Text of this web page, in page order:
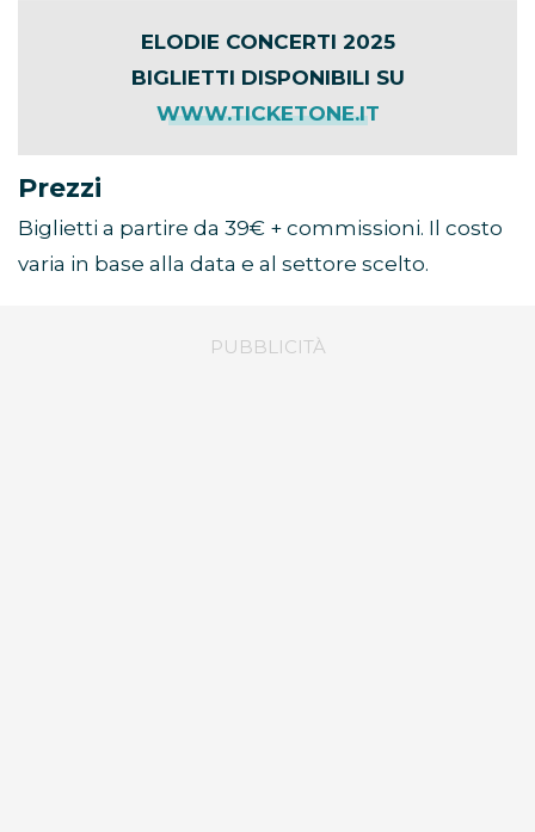
ELODIE CONCERTI 2025
BIGLIETTI DISPONIBILI SU
WWW.TICKETONE.IT
Prezzi
Biglietti a partire da 39€ + commissioni. Il costo
varia in base alla data e al settore scelto.